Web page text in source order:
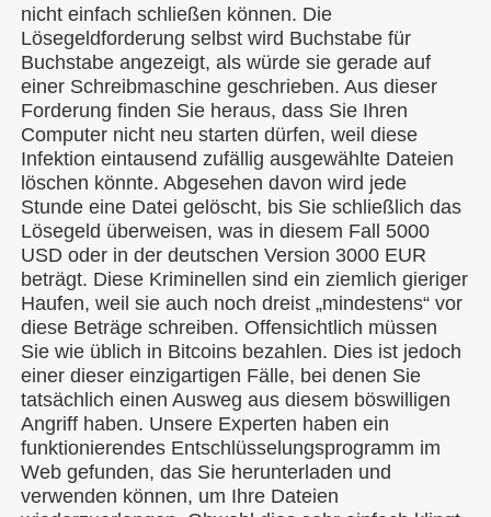
nicht einfach schließen können. Die
Lösegeldforderung selbst wird Buchstabe für
Buchstabe angezeigt, als würde sie gerade auf
einer Schreibmaschine geschrieben. Aus dieser
Forderung finden Sie heraus, dass Sie Ihren
Computer nicht neu starten dürfen, weil diese
Infektion eintausend zufällig ausgewählte Dateien
löschen könnte. Abgesehen davon wird jede
Stunde eine Datei gelöscht, bis Sie schließlich das
Lösegeld überweisen, was in diesem Fall 5000
USD oder in der deutschen Version 3000 EUR
beträgt. Diese Kriminellen sind ein ziemlich gieriger
Haufen, weil sie auch noch dreist „mindestens“ vor
diese Beträge schreiben. Offensichtlich müssen
Sie wie üblich in Bitcoins bezahlen. Dies ist jedoch
einer dieser einzigartigen Fälle, bei denen Sie
tatsächlich einen Ausweg aus diesem böswilligen
Angriff haben. Unsere Experten haben ein
funktionierendes Entschlüsselungsprogramm im
Web gefunden, das Sie herunterladen und
verwenden können, um Ihre Dateien